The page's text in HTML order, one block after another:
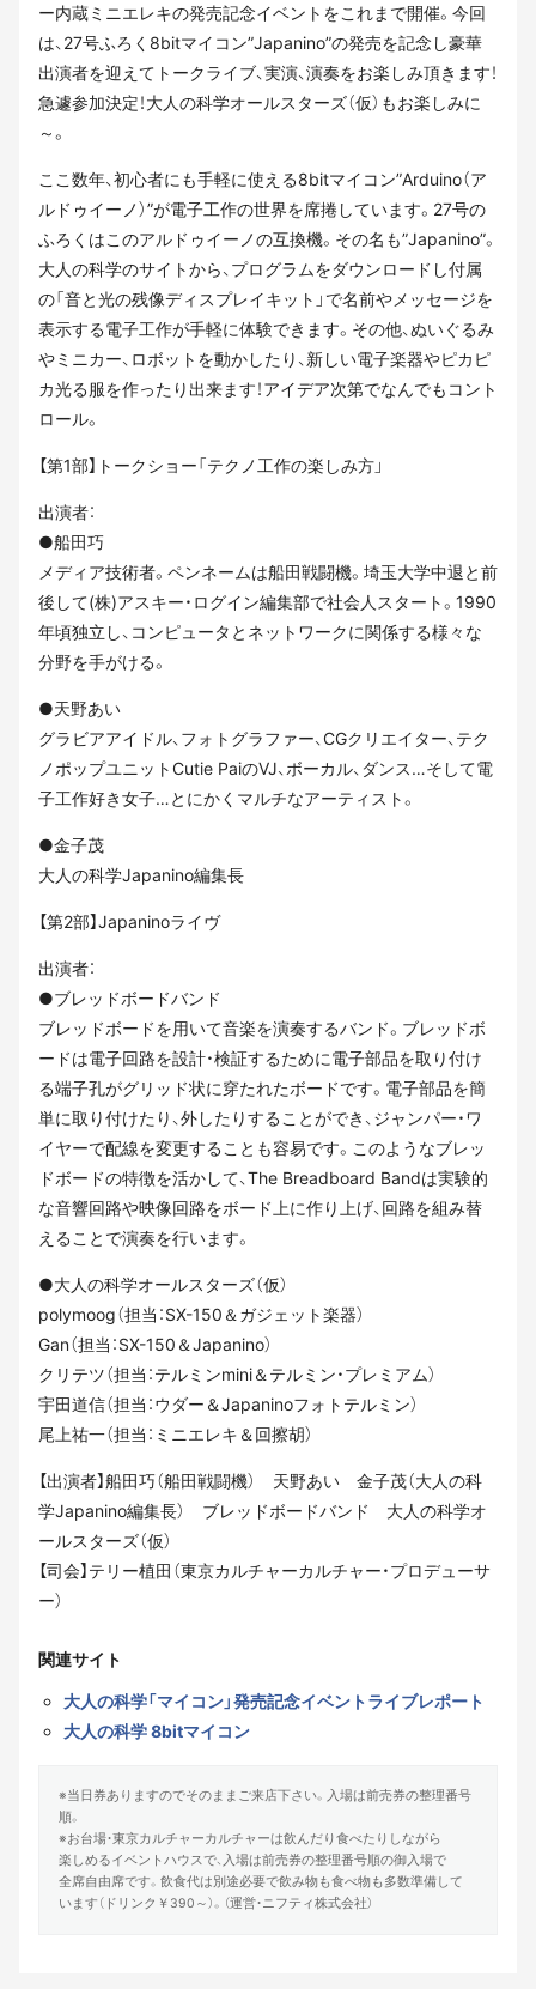
ー内蔵ミニエレキの発売記念イベントをこれまで開催。今回
は、27号ふろく8bitマイコン”Japanino”の発売を記念し豪華
出演者を迎えてトークライブ、実演、演奏をお楽しみ頂きます！
急遽参加決定！大人の科学オールスターズ（仮）もお楽しみに
～。
ここ数年、初心者にも手軽に使える8bitマイコン”Arduino（ア
ルドゥイーノ）”が電子工作の世界を席捲しています。27号の
ふろくはこのアルドゥイーノの互換機。その名も”Japanino”。
大人の科学のサイトから、プログラムをダウンロードし付属
の「音と光の残像ディスプレイキット」で名前やメッセージを
表示する電子工作が手軽に体験できます。その他、ぬいぐるみ
やミニカー、ロボットを動かしたり、新しい電子楽器やピカピ
カ光る服を作ったり出来ます！アイデア次第でなんでもコント
ロール。
【第1部】トークショー「テクノ工作の楽しみ方」
出演者：
●船田巧
メディア技術者。ペンネームは船田戦闘機。埼玉大学中退と前
後して(株)アスキー・ログイン編集部で社会人スタート。1990
年頃独立し、コンピュータとネットワークに関係する様々な
分野を手がける。
●天野あい
グラビアアイドル、フォトグラファー、CGクリエイター、テク
ノポップユニットCutie PaiのVJ、ボーカル、ダンス…そして電
子工作好き女子…とにかくマルチなアーティスト。
●金子茂
大人の科学Japanino編集長
【第2部】Japaninoライヴ
出演者：
●ブレッドボードバンド
ブレッドボードを用いて音楽を演奏するバンド。ブレッドボ
ードは電子回路を設計・検証するために電子部品を取り付け
る端子孔がグリッド状に穿たれたボードです。電子部品を簡
単に取り付けたり、外したりすることができ、ジャンパー・ワ
イヤーで配線を変更することも容易です。このようなブレッ
ドボードの特徴を活かして、The Breadboard Bandは実験的
な音響回路や映像回路をボード上に作り上げ、回路を組み替
えることで演奏を行います。
●大人の科学オールスターズ（仮）
polymoog（担当：SX-150＆ガジェット楽器）
Gan（担当：SX-150＆Japanino）
クリテツ（担当：テルミンmini＆テルミン・プレミアム）
宇田道信（担当：ウダー＆Japaninoフォトテルミン）
尾上祐一（担当：ミニエレキ＆回擦胡）
【出演者】船田巧（船田戦闘機） 天野あい 金子茂（大人の科
学Japanino編集長） ブレッドボードバンド 大人の科学オ
ールスターズ（仮）
【司会】テリー植田（東京カルチャーカルチャー・プロデューサ
ー）
関連サイト
大人の科学「マイコン」発売記念イベントライブレポート
大人の科学 8bitマイコン
※当日券ありますのでそのままご来店下さい。入場は前売券の整理番号
順。
※お台場・東京カルチャーカルチャーは飲んだり食べたりしながら
楽しめるイベントハウスで、入場は前売券の整理番号順の御入場で
全席自由席です。飲食代は別途必要で飲み物も食べ物も多数準備して
います（ドリンク￥390～）。（運営・ニフティ株式会社）